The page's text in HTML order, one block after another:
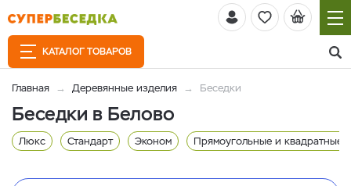
КАТАЛОГ ТОВАРОВ
Главная Деревянные изделия Беседки
Беседки в Белово
Люкс Стандарт Эконом Прямоугольные и квадратные